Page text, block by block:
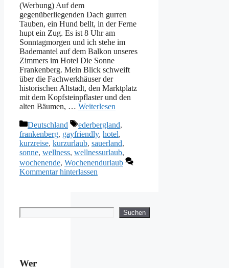
(Werbung) Auf dem
gegenüberliegenden Dach gurren
Tauben, ein Hund bellt, in der Ferne
hupt ein Zug. Es ist 8 Uhr am
Sonntagmorgen und ich stehe im
Bademantel auf dem Balkon unseres
Zimmers im Hotel Die Sonne
Frankenberg. Mein Blick schweift
über die Fachwerkhäuser der
historischen Altstadt, den Marktplatz
mit dem Kopfsteinpflaster und den
alten Bäumen, … Weiterlesen
Kategorien
Deutschland Schlagwörter
ederbergland,
frankenberg, gayfriendly, hotel,
kurzreise, kurzurlaub, sauerland,
sonne, wellness, wellnessurlaub,
wochenende, Wochenendurlaub
Kommentar hinterlassen
Suchen Suchen
Wer